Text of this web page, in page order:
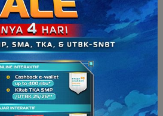
ingin melanjutkan di bidang yang
Ilmu kamu tentunya akan
bidang tersebut. Tapi, tidak ada
kegiatan yang benar-benar baru
pecinta alam, tari, teater, dan